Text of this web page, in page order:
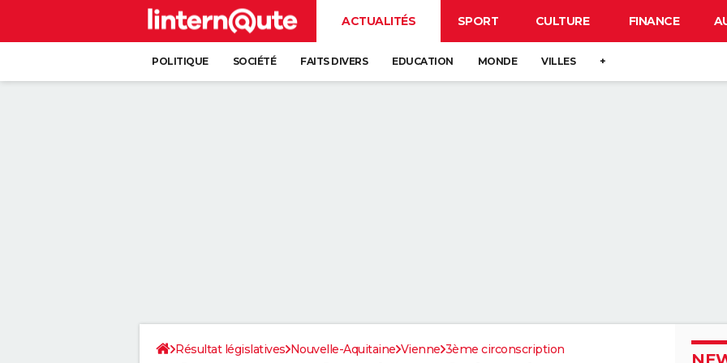
ACTUALITÉS SPORT CULTURE FINANCE
POLITIQUE SOCIÉTÉ FAITS DIVERS EDUCATION MONDE VILLES +
Résultat législatives Nouvelle-Aquitaine Vienne 3ème circonscription